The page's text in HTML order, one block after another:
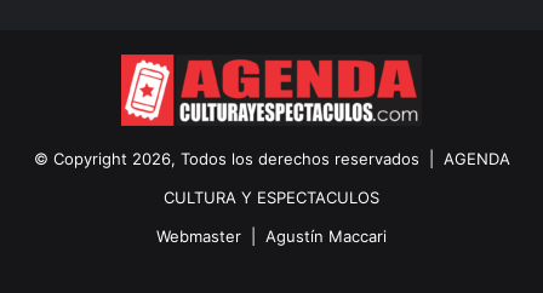
© Copyright 2026, Todos los derechos reservados | AGENDA
CULTURA Y ESPECTACULOS
Webmaster | Agustín Maccari